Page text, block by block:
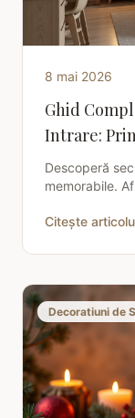
8 mai 2026
Ghid
Intrare:
Descoperă
memorabile.
Citește
Decoratiuni de